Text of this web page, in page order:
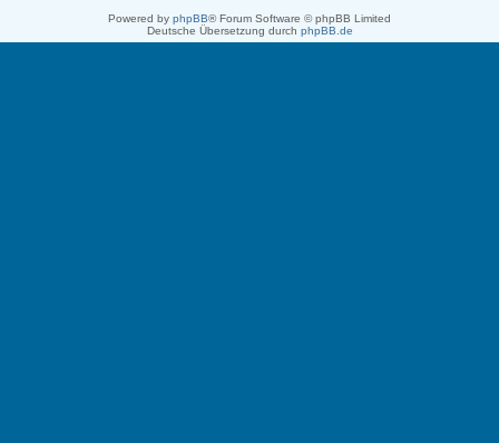
Powered by phpBB® Forum Software © phpBB Limited
Deutsche Übersetzung durch phpBB.de